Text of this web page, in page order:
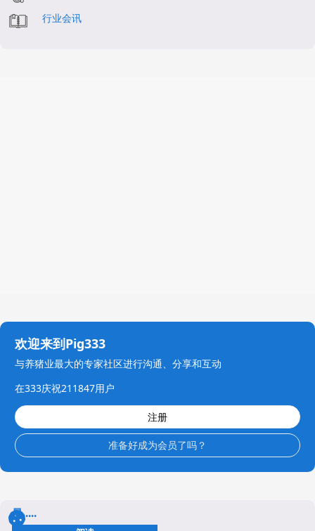
行业会讯
欢迎来到Pig333
与养猪业最大的专家社区进行沟通、分享和互动
在333庆祝211847用户
注册
准备好成为会员了吗？
最.....